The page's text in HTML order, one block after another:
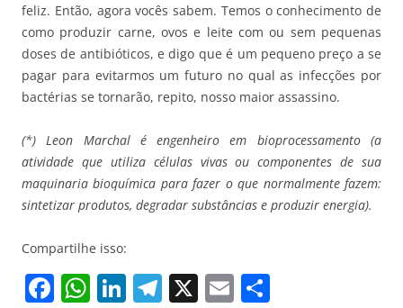
feliz. Então, agora vocês sabem. Temos o conhecimento de
como produzir carne, ovos e leite com ou sem pequenas
doses de antibióticos, e digo que é um pequeno preço a se
pagar para evitarmos um futuro no qual as infecções por
bactérias se tornarão, repito, nosso maior assassino.
(*) Leon Marchal é engenheiro em bioprocessamento (a
atividade que utiliza células vivas ou componentes de sua
maquinaria bioquímica para fazer o que normalmente fazem:
sintetizar produtos, degradar substâncias e produzir energia).
Compartilhe isso:
F W Li T X E